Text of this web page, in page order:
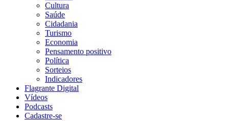
Cultura
Saúde
Cidadania
Turismo
Economia
Pensamento positivo
Política
Sorteios
Indicadores
Flagrante Digital
Vídeos
Podcasts
Cadastre-se